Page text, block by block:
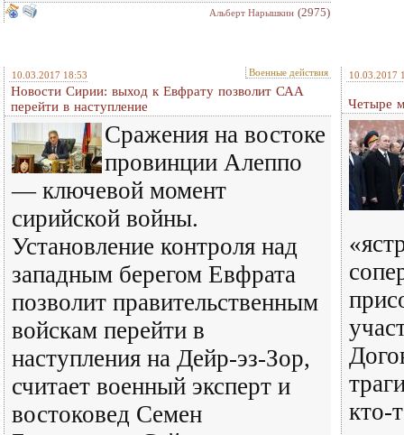
Альберт Нарышкин (2975)
10.03.2017 18:53 Военные действия
Новости Сирии: выход к Евфрату позволит САА
перейти в наступление
Сражения на востоке
провинции Алеппо
— ключевой момент
сирийской войны.
Установление контроля над
западным берегом Евфрата
позволит правительственным
войскам перейти в
наступления на Дейр-эз-Зор,
считает военный эксперт и
востоковед Семен
10.03.2017
Четыре
кто-